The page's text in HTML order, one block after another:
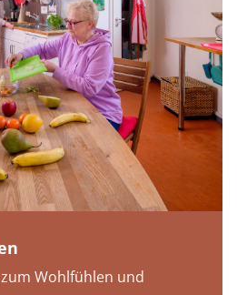
Wohlfühlen und